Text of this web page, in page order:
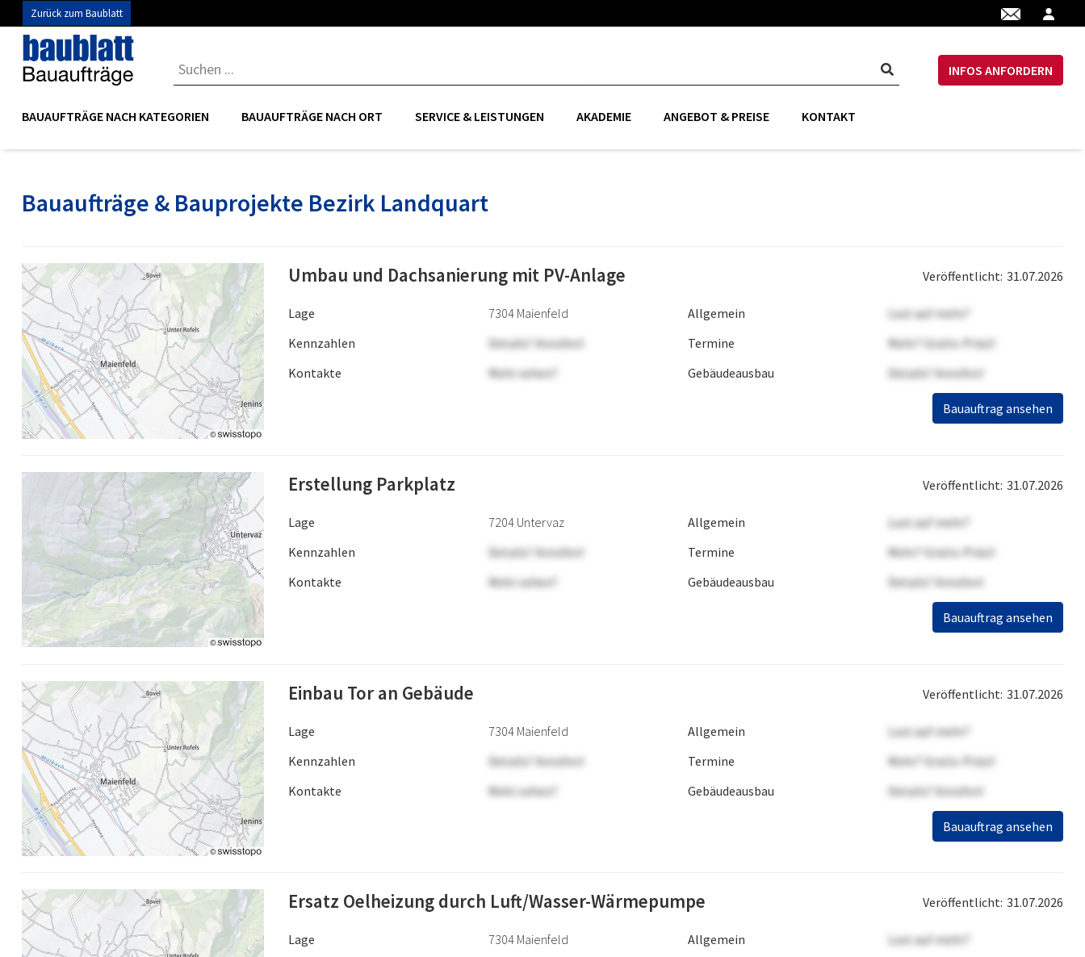
Zurück zum Baublatt
INFOS ANFORDERN
BAUAUFTRÄGE NACH KATEGORIEN BAUAUFTRÄGE NACH ORT SERVICE & LEISTUNGEN AKADEMIE ANGEBOT & PREISE KONTAKT
Bauaufträge & Bauprojekte Bezirk Landquart
Umbau und Dachsanierung mit PV-Anlage Veröffentlicht: 31.07.2026
Lage 7304 Maienfeld Allgemein
Lust auf mehr?
Kennzahlen
Details? Anrufen! Termine
Mehr? Gratis-Präsi!
Kontakte
Mehr sehen? Gebäudeausbau Details? Anrufen!
Bauauftrag ansehen
Erstellung Parkplatz Veröffentlicht: 31.07.2026
Lage 7204 Untervaz Allgemein
Lust auf mehr?
Kennzahlen
Details? Anrufen! Termine
Mehr? Gratis-Präsi!
Kontakte
Mehr sehen? Gebäudeausbau Details? Anrufen!
Bauauftrag ansehen
Einbau Tor an Gebäude Veröffentlicht: 31.07.2026
Lage 7304 Maienfeld Allgemein
Lust auf mehr?
Kennzahlen
Details? Anrufen! Termine
Mehr? Gratis-Präsi!
Kontakte
Mehr sehen? Gebäudeausbau Details? Anrufen!
Bauauftrag ansehen
Ersatz Oelheizung durch Luft/Wasser-Wärmepumpe Veröffentlicht: 31.07.2026
Lage 7304 Maienfeld Allgemein
Lust auf mehr?